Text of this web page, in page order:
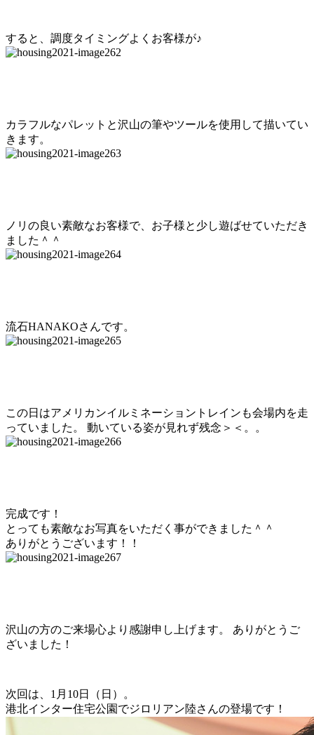
すると、調度タイミングよくお客様が♪
カラフルなパレットと沢山の筆やツールを使用して描いてい
きます。
ノリの良い素敵なお客様で、お子様と少し遊ばせていただき
ました＾＾
流石HANAKOさんです。
この日はアメリカンイルミネーショントレインも会場内を走
っていました。 動いている姿が見れず残念＞＜。。
完成です！
とっても素敵なお写真をいただく事ができました＾＾
ありがとうございます！！
沢山の方のご来場心より感謝申し上げます。 ありがとうご
ざいました！
次回は、1月10日（日）。
港北インター住宅公園でジロリアン陸さんの登場です！